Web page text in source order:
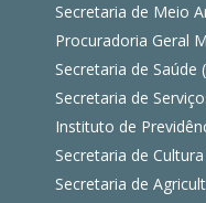
Secretaria de Meio
Procuradoria Geral
Secretaria de Saúde
Secretaria de
Instituto de
Secretaria de
Secretaria de